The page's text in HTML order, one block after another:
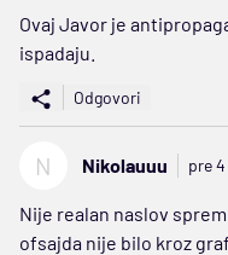
Ovaj Javor je
ispadaju.
Odgovori
N Nikolauuu pre
Nije realan naslov
ofsajda nije bilo kroz